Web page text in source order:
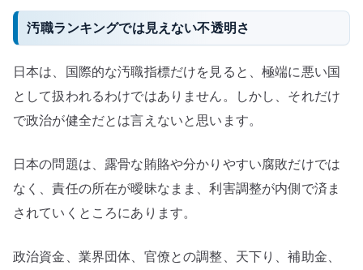
汚職ランキングでは見えない不透明さ
日本は、国際的な汚職指標だけを見ると、極端に悪い国
として扱われるわけではありません。しかし、それだけ
で政治が健全だとは言えないと思います。
日本の問題は、露骨な賄賂や分かりやすい腐敗だけでは
なく、責任の所在が曖昧なまま、利害調整が内側で済ま
されていくところにあります。
政治資金、業界団体、官僚との調整、天下り、補助金、